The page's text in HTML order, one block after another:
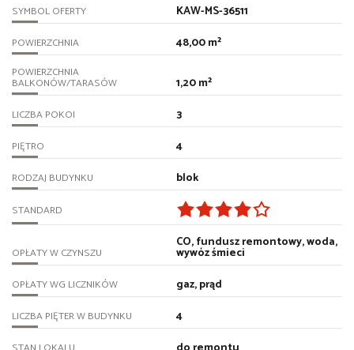
SYMBOL OFERTY KAW-MS-36511
POWIERZCHNIA 48,00 m²
POWIERZCHNIA
BALKONÓW/TARASÓW 1,20 m²
LICZBA POKOI 3
PIĘTRO 4
RODZAJ BUDYNKU blok
STANDARD
OPŁATY W CZYNSZU
CO, fundusz remontowy, woda,
wywóz śmieci
OPŁATY WG LICZNIKÓW gaz, prąd
LICZBA PIĘTER W BUDYNKU 4